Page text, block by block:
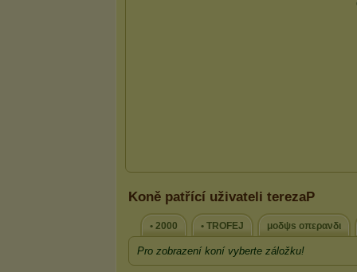
Koně patřící uživateli terezaP
• 2000 • TROFEJ μοδψs οπερανδι
Pro zobrazení koní vyberte záložku!